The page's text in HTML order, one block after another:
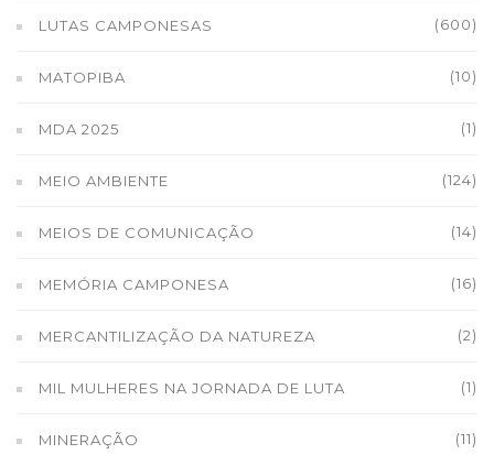
LUTAS CAMPONESAS (600)
MATOPIBA (10)
MDA 2025 (1)
MEIO AMBIENTE (124)
MEIOS DE COMUNICAÇÃO (14)
MEMÓRIA CAMPONESA (16)
MERCANTILIZAÇÃO DA NATUREZA (2)
MIL MULHERES NA JORNADA DE LUTA (1)
MINERAÇÃO (11)